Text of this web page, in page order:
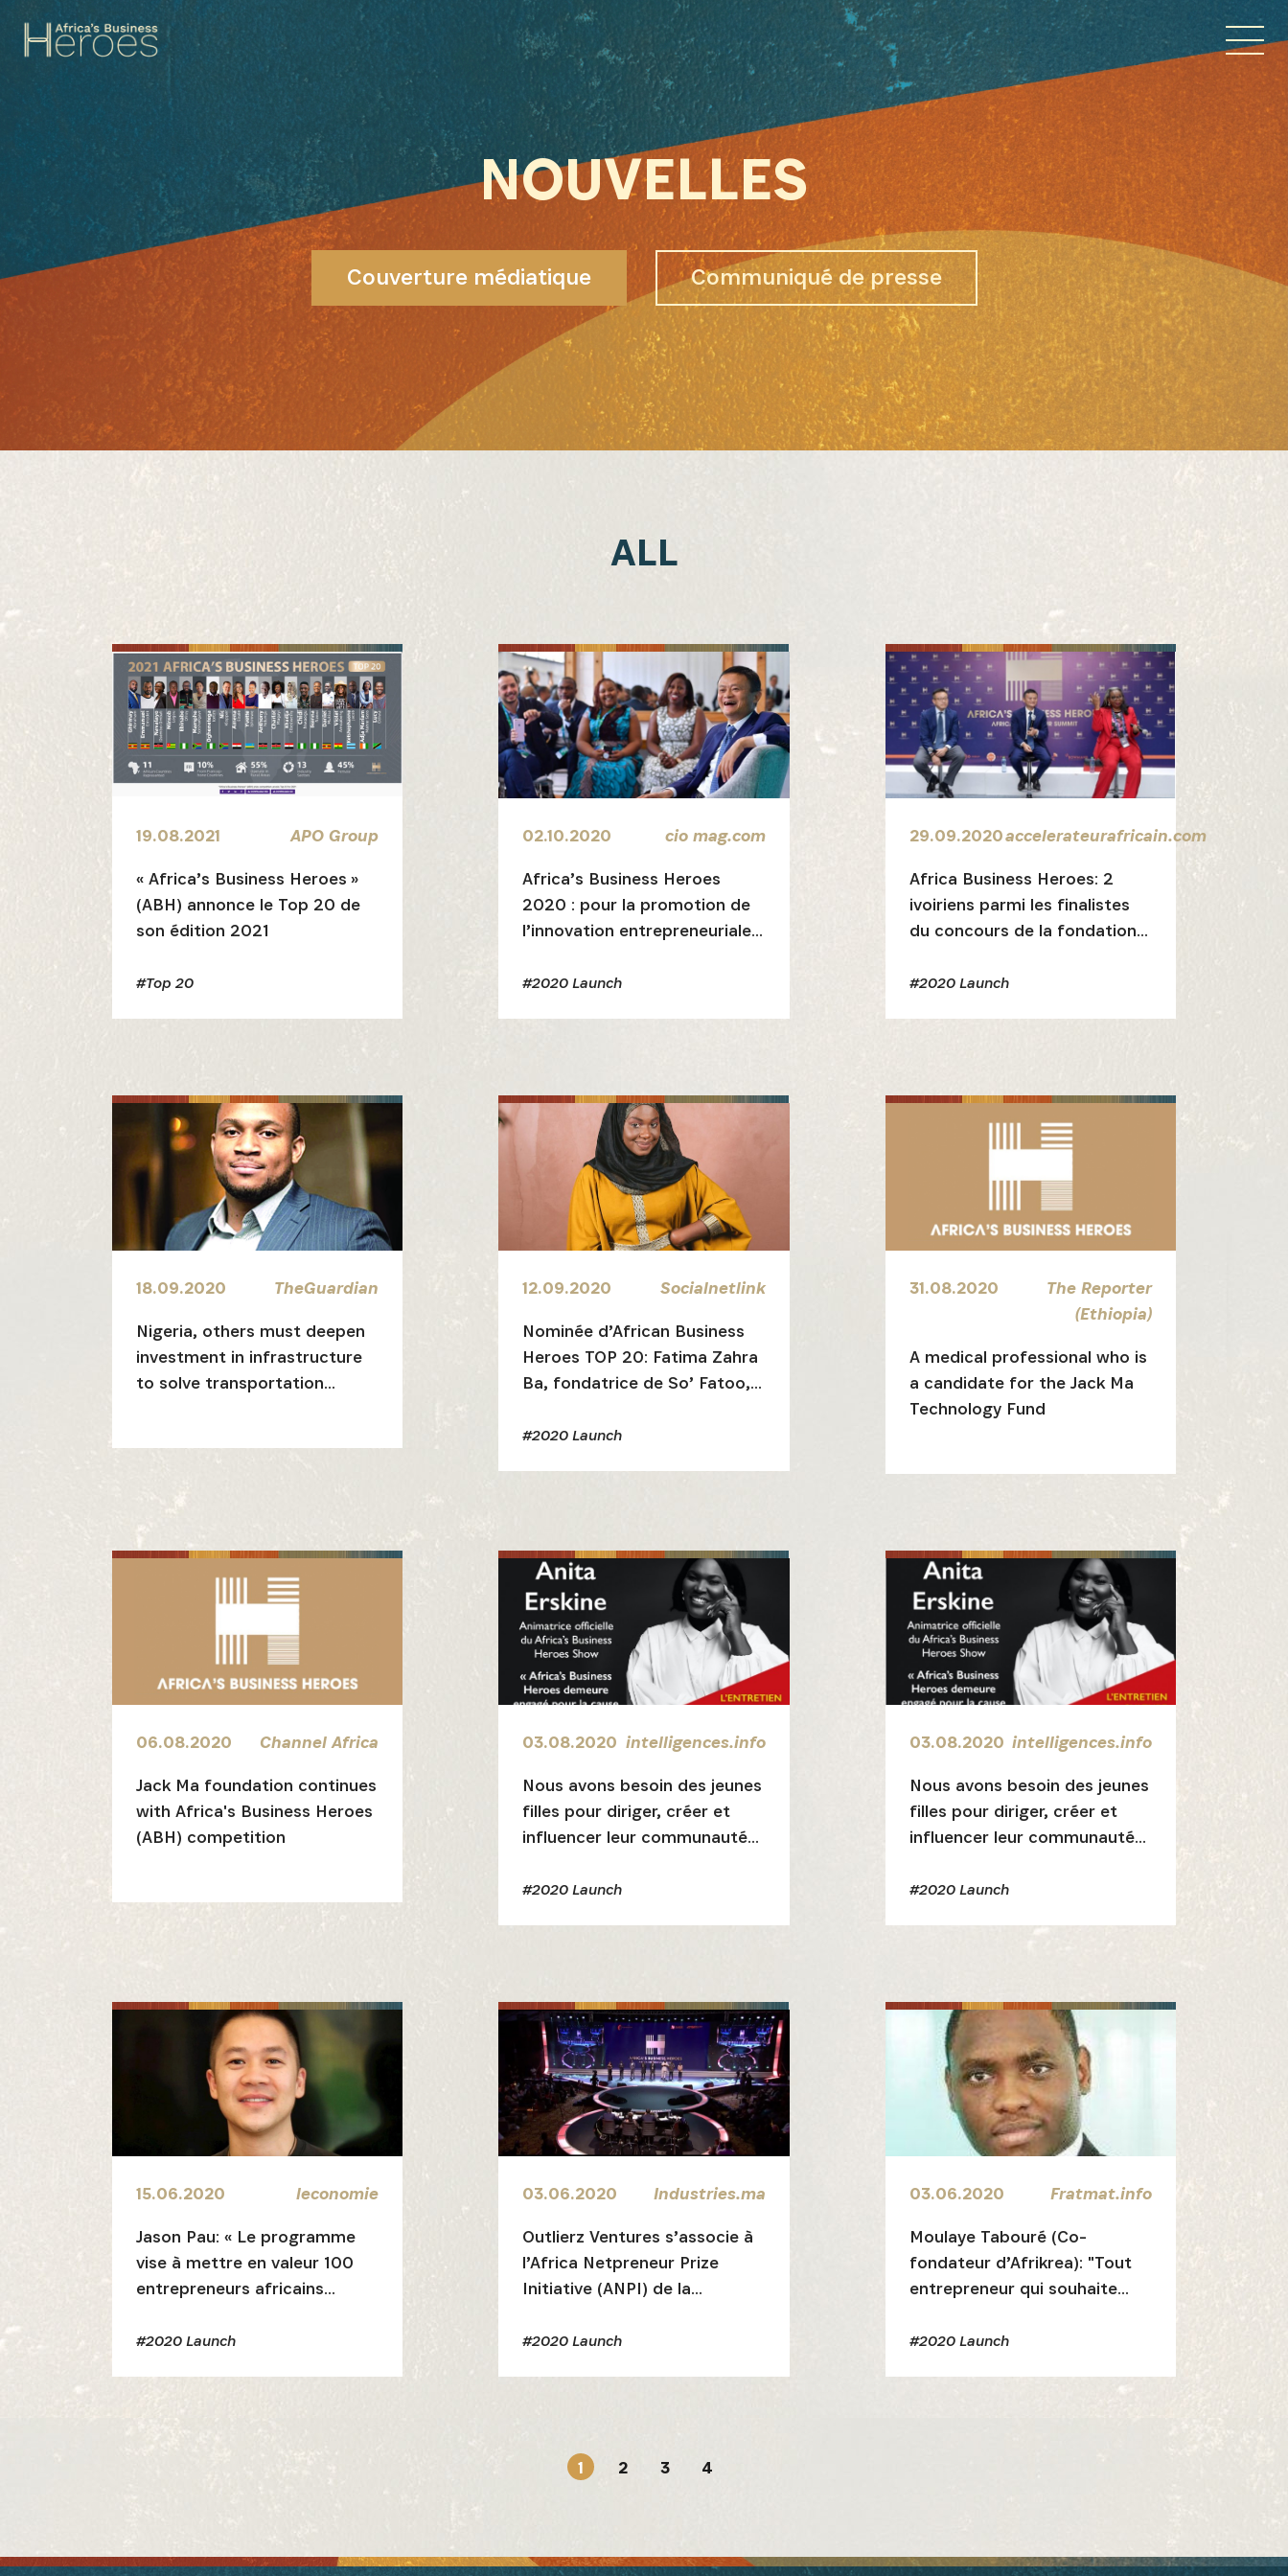
INSCRIVEZ-VOUS À NOTRE
NEWSLETTER
héros et nos partenaires
S'INSCRIRE
NOUVELLES
Couverture médiatique Communiqué de presse
ALL
19.08.2021
APO Group
« Africa’s Business Heroes »
(ABH) annonce le Top 20 de
son édition 2021
#Top 20
02.10.2020
cio mag.com
Africa’s Business Heroes
2020 : pour la promotion de
l’innovation entrepreneuriale
#2020 Launch
29.09.2020accelerateurafricain.com
Africa Business Heroes: 2
ivoiriens parmi les finalistes
du concours de la fondation
#2020 Launch
18.09.2020
TheGuardian
Nigeria, others must deepen
investment in infrastructure
to solve transportation
12.09.2020
Socialnetlink
Nominée d’African Business
Heroes TOP 20: Fatima Zahra
Ba, fondatrice de So’ Fatoo,
#2020 Launch
31.08.2020
The Reporter
(Ethiopia)
A medical professional who is
a candidate for the Jack Ma
Technology Fund
06.08.2020
Channel Africa
Jack Ma foundation continues
with Africa's Business Heroes
(ABH) competition
03.08.2020 intelligences.info
Nous avons besoin des jeunes
filles pour diriger, créer et
influencer leur communauté
puissantes idées
#2020 Launch
03.08.2020 intelligences.info
Nous avons besoin des jeunes
filles pour diriger, créer et
influencer leur communauté
puissantes idées
#2020 Launch
15.06.2020
leconomie
Jason Pau: « Le programme
vise à mettre en valeur 100
entrepreneurs africains
#2020 Launch
03.06.2020
Industries.ma
Outlierz Ventures s’associe à
l’Africa Netpreneur Prize
Initiative (ANPI) de la
#2020 Launch
03.06.2020
Fratmat.info
Moulaye Tabouré (Co-
fondateur d’Afrikrea): "Tout
entrepreneur qui souhaite
doit postuler au concours
#2020 Launch
1 2 3 4